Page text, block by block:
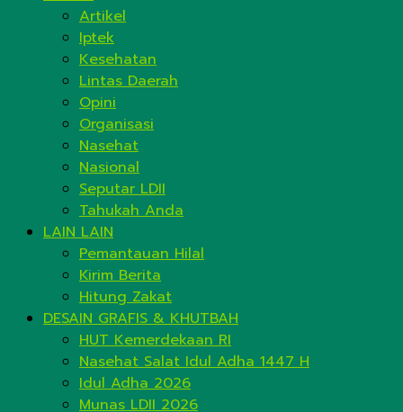
Artikel
Iptek
Kesehatan
Lintas Daerah
Opini
Organisasi
Nasehat
Nasional
Seputar LDII
Tahukah Anda
LAIN LAIN
Pemantauan Hilal
Kirim Berita
Hitung Zakat
DESAIN GRAFIS & KHUTBAH
HUT Kemerdekaan RI
Nasehat Salat Idul Adha 1447 H
Idul Adha 2026
Munas LDII 2026